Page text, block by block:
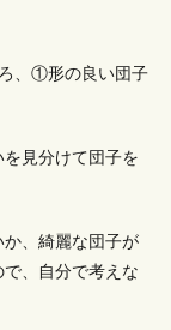
、①形の良い団子
見分けて団子を
、綺麗な団子が
、自分で考えな